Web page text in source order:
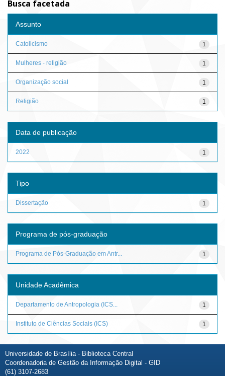
Busca facetada
Assunto
1
Catolicismo
1
Mulheres - religião
1
Organização social
1
Religião
Data de publicação
1
2022
Tipo
1
Dissertação
Programa de pós-graduação
1
Programa de Pós-Graduação em Antr...
Unidade Acadêmica
1
Departamento de Antropologia (ICS...
1
Instituto de Ciências Sociais (ICS)
Universidade de Brasília - Biblioteca Central
Coordenadoria de Gestão da Informação Digital - GID
(61) 3107-2683